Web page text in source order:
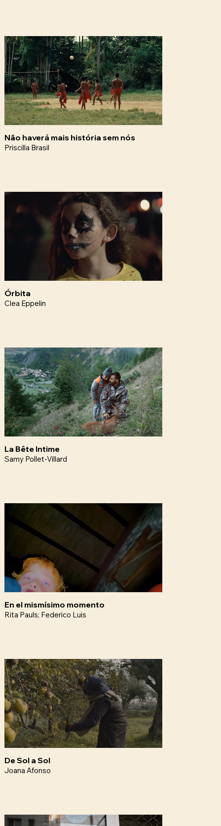
Não haverá mais história sem nós
Priscilla Brasil
Órbita
Clea Eppelin
La Bête Intime
Samy Pollet-Villard
En el mismísimo momento
Rita Pauls; Federico Luis
De Sol a Sol
Joana Afonso